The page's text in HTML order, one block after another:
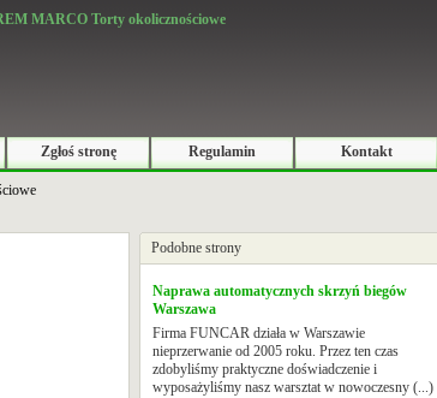
MARCO Torty okolicznościowe
Zgłoś stronę Regulamin Kontakt
Podobne strony
Naprawa automatycznych skrzyń biegów
Warszawa
Firma FUNCAR działa w Warszawie
nieprzerwanie od 2005 roku. Przez ten czas
zdobyliśmy praktyczne doświadczenie i
wyposażyliśmy nasz warsztat w nowoczesny (...)